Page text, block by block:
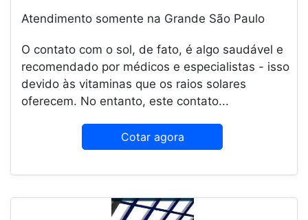
Atendimento somente na Grande São Paulo
O contato com o sol, de fato, é algo saudável e
recomendado por médicos e especialistas - isso
devido às vitaminas que os raios solares
oferecem. No entanto, este contato...
Cotar agora